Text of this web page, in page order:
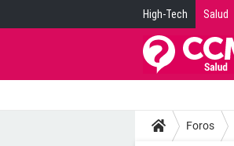
High-Tech Salud
Foros